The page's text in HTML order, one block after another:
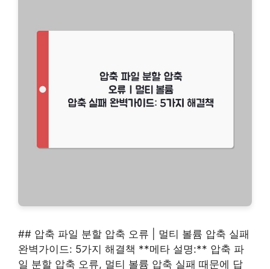
## 압축 파일 분할 압축 오류 | 멀티 볼륨 압축 실패
완벽가이드: 5가지 해결책 **메타 설명:** 압축 파
일 분할 압축 오류, 멀티 볼륨 압축 실패 때문에 답